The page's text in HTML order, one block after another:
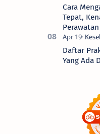
Cara
Tepat,
Daftar
Yang Ada